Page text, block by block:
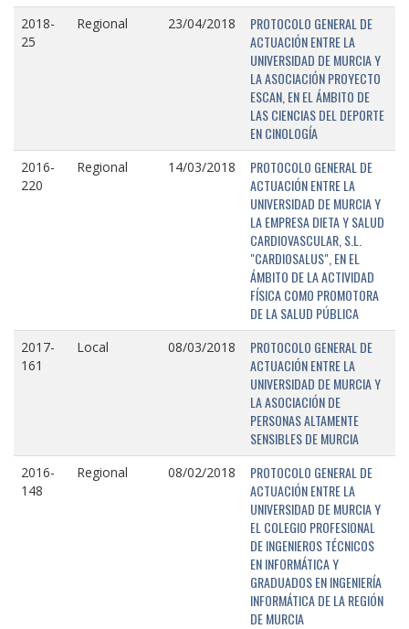
2018-
25
Regional 23/04/2018
PROTOCOLO GENERAL DE
ACTUACIÓN ENTRE LA
UNIVERSIDAD DE MURCIA Y
LA ASOCIACIÓN PROYECTO
ESCAN, EN EL ÁMBITO DE
LAS CIENCIAS DEL DEPORTE
EN CINOLOGÍA
2016-
220
Regional 14/03/2018
PROTOCOLO GENERAL DE
ACTUACIÓN ENTRE LA
UNIVERSIDAD DE MURCIA Y
LA EMPRESA DIETA Y SALUD
CARDIOVASCULAR, S.L.
"CARDIOSALUS", EN EL
ÁMBITO DE LA ACTIVIDAD
FÍSICA COMO PROMOTORA
DE LA SALUD PÚBLICA
2017-
161
Local 08/03/2018
PROTOCOLO GENERAL DE
ACTUACIÓN ENTRE LA
UNIVERSIDAD DE MURCIA Y
LA ASOCIACIÓN DE
PERSONAS ALTAMENTE
SENSIBLES DE MURCIA
2016-
148
Regional 08/02/2018
PROTOCOLO GENERAL DE
ACTUACIÓN ENTRE LA
UNIVERSIDAD DE MURCIA Y
EL COLEGIO PROFESIONAL
DE INGENIEROS TÉCNICOS
EN INFORMÁTICA Y
GRADUADOS EN INGENIERÍA
INFORMÁTICA DE LA REGIÓN
DE MURCIA